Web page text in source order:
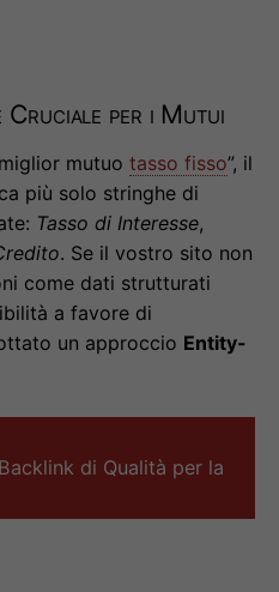
Cruciale per i Mutui
mutuo tasso fisso”, il
più solo stringhe di
Tasso di Interesse,
. Se il vostro sito non
come dati strutturati
a favore di
un approccio Entity-
di Qualità per la